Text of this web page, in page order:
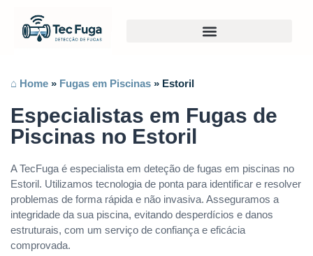
⌂ Home » Fugas em Piscinas » Estoril
Especialistas em Fugas de
Piscinas no Estoril
A TecFuga é especialista em deteção de fugas em piscinas no
Estoril. Utilizamos tecnologia de ponta para identificar e resolver
problemas de forma rápida e não invasiva. Asseguramos a
integridade da sua piscina, evitando desperdícios e danos
estruturais, com um serviço de confiança e eficácia
comprovada.